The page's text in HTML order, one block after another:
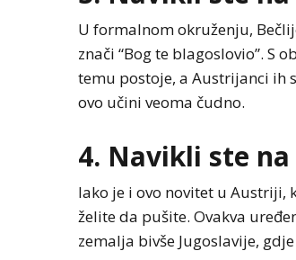
U formalnom okruženju,
znači “Bog te blagoslovio”. S
temu postoje, a Austrijanci ih
ovo učini veoma čudno.
4. Navikli ste
Iako je i ovo novitet u Austriji,
želite da pušite. Ovakva
zemalja bivše Jugoslavije,